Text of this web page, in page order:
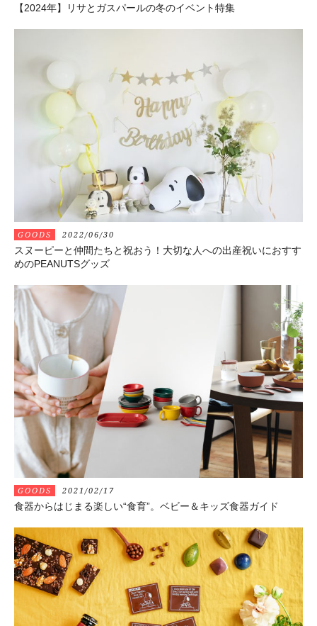
【2024年】リサとガスパールの冬のイベント特集
GOODS 2022/06/30
スヌーピーと仲間たちと祝おう！大切な人への出産祝いにおすす
めのPEANUTSグッズ
GOODS 2021/02/17
食器からはじまる楽しい“食育”。ベビー＆キッズ食器ガイド